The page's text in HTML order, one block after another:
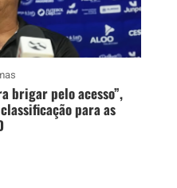
brigar pelo acesso”,
para as